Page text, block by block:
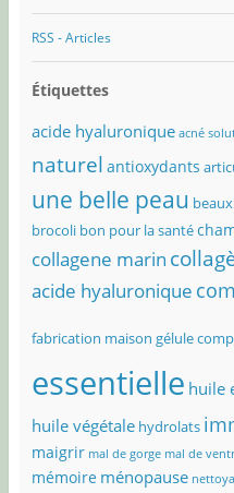
RSS - Articles
Étiquettes
acide hyaluronique acné
naturel antioxydants
une belle peau
brocoli bon pour la santé
collagene marin
acide hyaluronique
fabrication maison gélule
essentielle huile
huile végétale hydrolats
maigrir mal de gorge mal de
mémoire ménopause